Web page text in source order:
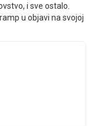
i sve ostalo.
u objavi na svojoj